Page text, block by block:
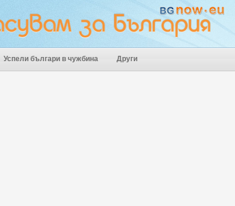
Успели българи в чужбина Други